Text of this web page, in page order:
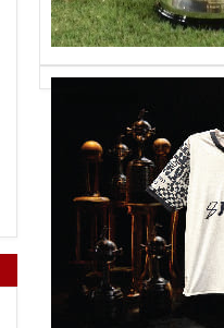
El futuro Rojo
18